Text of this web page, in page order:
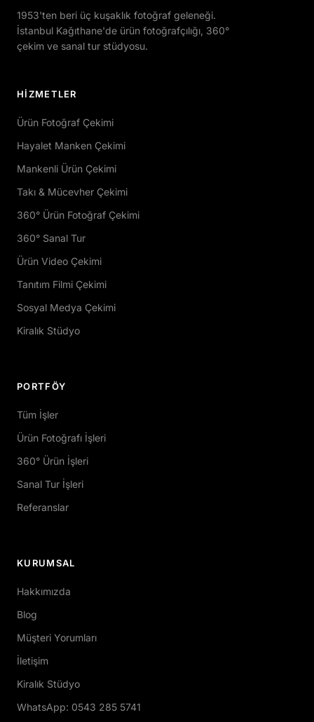
1953'ten beri üç kuşaklık fotoğraf geleneği.
İstanbul Kağıthane'de ürün fotoğrafçılığı, 360°
çekim ve sanal tur stüdyosu.
HIZMETLER
Ürün Fotoğraf Çekimi
Hayalet Manken Çekimi
Mankenli Ürün Çekimi
Takı & Mücevher Çekimi
360° Ürün Fotoğraf Çekimi
360° Sanal Tur
Ürün Video Çekimi
Tanıtım Filmi Çekimi
Sosyal Medya Çekimi
Kiralık Stüdyo
PORTFÖY
Tüm İşler
Ürün Fotoğrafı İşleri
360° Ürün İşleri
Sanal Tur İşleri
Referanslar
KURUMSAL
Hakkımızda
Blog
Müşteri Yorumları
İletişim
Kiralık Stüdyo
WhatsApp: 0543 285 5741